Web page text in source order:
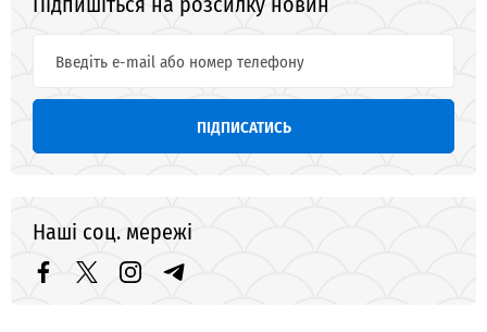
ПІДПИСАТИСЬ
Наші соц. мережі